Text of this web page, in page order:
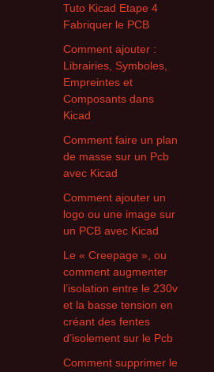
Tuto Kicad Etape 4
Fabriquer le PCB
Comment ajouter :
Librairies, Symboles,
Empreintes et
Composants dans
Kicad
Comment faire un plan
de masse sur un Pcb
avec Kicad
Comment ajouter un
logo ou une image sur
un PCB avec Kicad
Le « Creepage », ou
comment augmenter
l’isolation entre le 230v
et la basse tension en
créant des fentes
d’isolement sur le Pcb
Comment supprimer le